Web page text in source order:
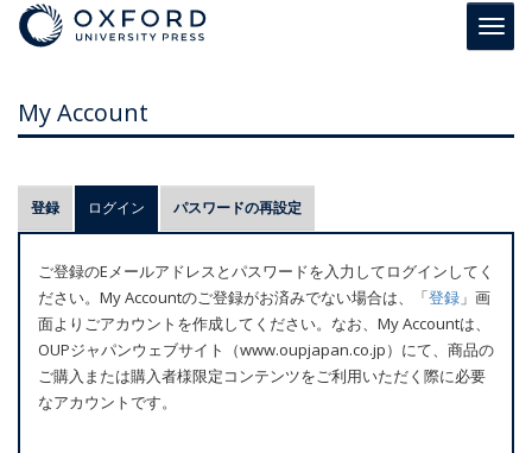
My Account
プ
ラ
マ
リ
ー
タ
ブ
登録 ログイン (アクティブなタブ)
パスワードの再設定
ご登録のEメールアドレスとパスワードを入力してログインしてく
ださい。My Accountのご登録がお済みでない場合は、「登録 」画
面よりごアカウントを作成してください。なお、My Accountは、
OUPジャパンウェブサイト（www.oupjapan.co.jp）にて、商品の
ご購入または購入者様限定コンテンツをご利用いただく際に必要
なアカウントです。